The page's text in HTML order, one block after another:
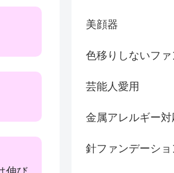
美顔器
色移りしないフ
芸能人愛用
金属アレルギー対
針ファンデーショ